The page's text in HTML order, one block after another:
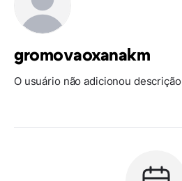
gromovaoxanakm
O usuário não adicionou descrição